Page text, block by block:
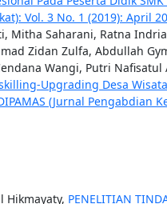
Vol. 3 No. 1 (2019): April
Mitha Saharani, Ratna
Zidan Zulfa, Abdullah
Wangi, Putri
Upgrading Desa
(Jurnal Pengabdian
Hikmayaty, PENELITIAN